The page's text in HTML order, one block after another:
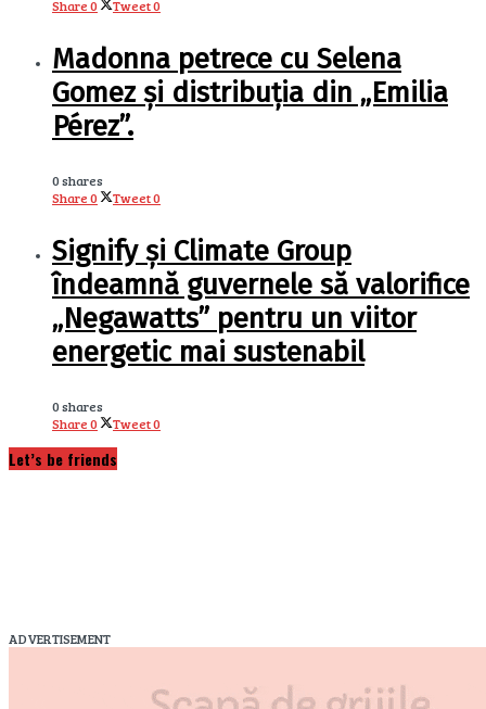
Share0 Tweet0
Madonna petrece cu Selena
Gomez și distribuția din „Emilia
Pérez”.
0 shares
Share0 Tweet0
Signify și Climate Group
îndeamnă guvernele să valorifice
„Negawatts” pentru un viitor
energetic mai sustenabil
0 shares
Share0 Tweet0
Let’s be friends
ADVERTISEMENT